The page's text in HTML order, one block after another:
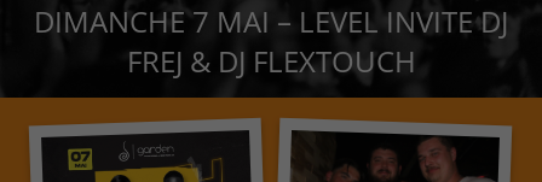
DIMANCHE 7 MAI – LEVEL INVITE DJ
FREJ & DJ FLEXTOUCH